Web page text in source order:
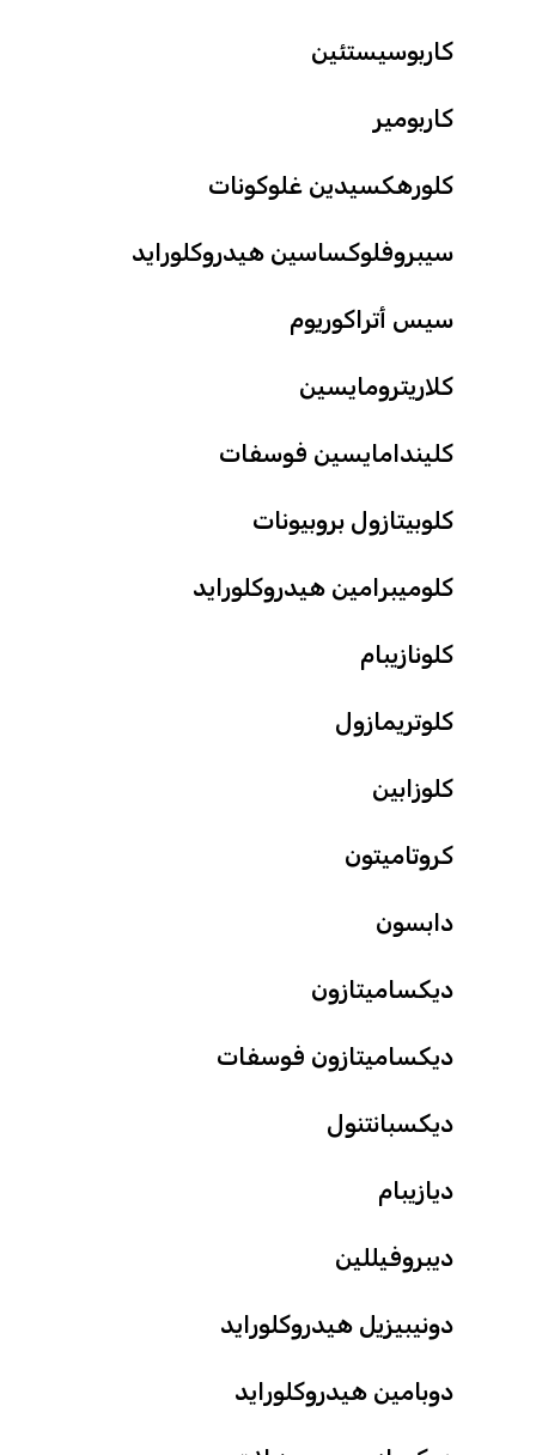
كاربوسيستئين
كاربومير
كلورهكسيدين غلوكونات
سيبروفلوكساسين هيدروكلورايد
سيس أتراكوريوم
كلاريترومايسين
كليندامايسين فوسفات
كلوبيتازول بروبيونات
كلوميبرامين هيدروكلورايد
كلونازيبام
كلوتريمازول
كلوزابين
كروتاميتون
دابسون
ديكساميتازون
ديكساميتازون فوسفات
ديكسبانتنول
ديازيبام
ديبروفيللين
دونيبيزيل هيدروكلورايد
دوبامين هيدروكلورايد